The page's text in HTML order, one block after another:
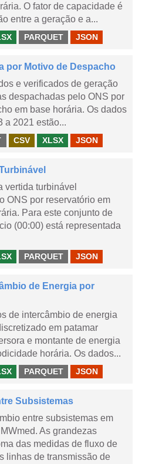
O fator de capacidade é
entre a geração e a...
PARQUET JSON
por Motivo de Despacho
e verificados de geração
despachadas pelo ONS por
em base horária. Os dados
a 2021 estão...
CSV XLSX JSON
vertida turbinável
ONS por reservatório em
Para este conjunto de
(00:00) está representada
PARQUET JSON
de Energia por
de intercâmbio de energia
em patamar
e montante de energia
horária. Os dados...
PARQUET JSON
Subsistemas
entre subsistemas em
As grandezas
das medidas de fluxo de
linhas de transmissão de